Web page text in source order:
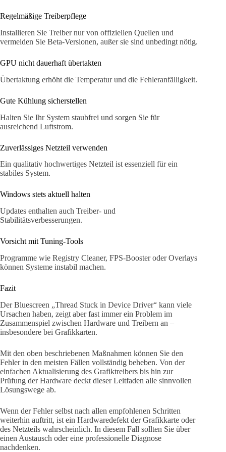
Regelmäßige Treiberpflege
Installieren Sie Treiber nur von offiziellen Quellen und
vermeiden Sie Beta-Versionen, außer sie sind unbedingt nötig.
GPU nicht dauerhaft übertakten
Übertaktung erhöht die Temperatur und die Fehleranfälligkeit.
Gute Kühlung sicherstellen
Halten Sie Ihr System staubfrei und sorgen Sie für
ausreichend Luftstrom.
Zuverlässiges Netzteil verwenden
Ein qualitativ hochwertiges Netzteil ist essenziell für ein
stabiles System.
Windows stets aktuell halten
Updates enthalten auch Treiber- und
Stabilitätsverbesserungen.
Vorsicht mit Tuning-Tools
Programme wie Registry Cleaner, FPS-Booster oder Overlays
können Systeme instabil machen.
Fazit
Der Bluescreen „Thread Stuck in Device Driver“ kann viele
Ursachen haben, zeigt aber fast immer ein Problem im
Zusammenspiel zwischen Hardware und Treibern an –
insbesondere bei Grafikkarten.
Mit den oben beschriebenen Maßnahmen können Sie den
Fehler in den meisten Fällen vollständig beheben. Von der
einfachen Aktualisierung des Grafiktreibers bis hin zur
Prüfung der Hardware deckt dieser Leitfaden alle sinnvollen
Lösungswege ab.
Wenn der Fehler selbst nach allen empfohlenen Schritten
weiterhin auftritt, ist ein Hardwaredefekt der Grafikkarte oder
des Netzteils wahrscheinlich. In diesem Fall sollten Sie über
einen Austausch oder eine professionelle Diagnose
nachdenken.